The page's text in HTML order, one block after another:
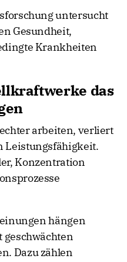
untersucht
Gesundheit,
Krankheiten
das
arbeiten, verliert
Leistungsfähigkeit.
Konzentration
hängen
Dazu zählen